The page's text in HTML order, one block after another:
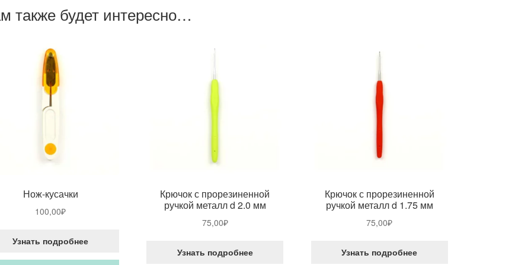
также будет интересно…
Нож-кусачки
100,00₽
Узнать подробнее
Крючок с прорезиненной
ручкой металл d 2.0 мм
75,00₽
Узнать подробнее
Крючок с прорезиненной
ручкой металл d 1.75 мм
75,00₽
Узнать подробнее